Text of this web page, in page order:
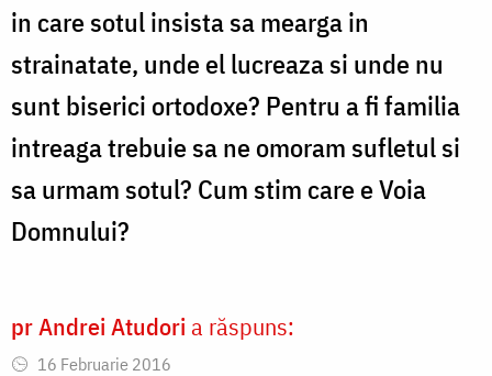
în
străinătate
sau
nu?
in care sotul insista sa mearga in
strainatate, unde el lucreaza si unde nu
sunt biserici ortodoxe? Pentru a fi familia
intreaga trebuie sa ne omoram sufletul si
sa urmam sotul? Cum stim care e Voia
Domnului?
pr Andrei Atudori a răspuns:
16 Februarie 2016